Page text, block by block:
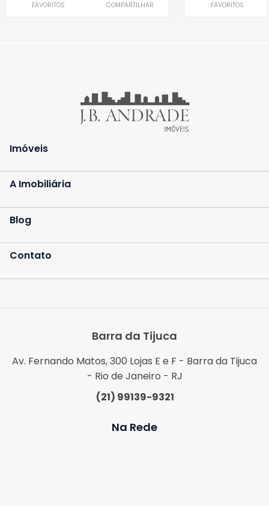
FAVORITOS COMPARTILHAR FAVORITOS
Imóveis
A Imobiliária
Blog
Contato
Barra da Tijuca
Av. Fernando Matos, 300 Lojas E e F - Barra da Tijuca
- Rio de Janeiro - RJ
(21) 99139-9321
Na Rede